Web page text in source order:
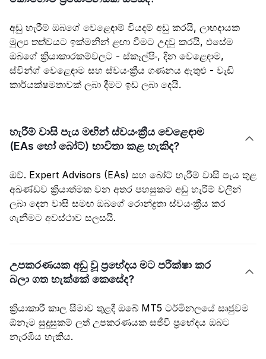
අඩු හැරීම් ඔබගේ වෙළෙඳාම් වියදම් අඩු කරයි, ලාභදායක
මුල්‍ය තත්වයට ඉක්මනින් ළඟා වීමට උදවු කරයි, එසේම
ඔබගේ ක්‍රියාකාරකම්වලට - ස්කෑල්පිං, දින වෙළෙඳාම,
ස්වින්ග් වෙළෙඳාම සහ ස්වයංක්‍රීය ගණනය ඇතුළු - වැඩි
කාර්යක්ෂමතාවක් ලබා දීමට ඉඩ ලබා දෙයි.
හැරීම් වාසි පැය මඟින් ස්වයංක්‍රීය වෙළෙඳාම
(EAs හෝ බෝට්) භාවිතා කළ හැකිද?

ඔව්. Expert Advisors (EAs) සහ බෝට් හැරීම් වාසි පැය තුළ
අඛණ්ඩව ක්‍රියාත්මක වන අතර පහසුකම අඩු හැරීම් වලින්
ලබා දෙන වාසි සමඟ ඔබගේ රාෙන්ද්‍රතා ස්වයංක්‍රීය කර
ගැනීමට අවස්ථාව සලසයි.
උපකරණයක අඩු වූ ප්‍රභේදය මට පරීක්ෂා කර
බලා ගත හැක්කේ කෙසේද?

ක්‍රියාකාරී කාල සීමාව තුළදී ඔබේ MT5 ටර්මිනලයේ සෘජුවම
ඕනෑම සුදුසුකම් ලත් උපකරණයක සජීවී ප්‍රභේදය ඔබට
නැරඹිය හැකිය.